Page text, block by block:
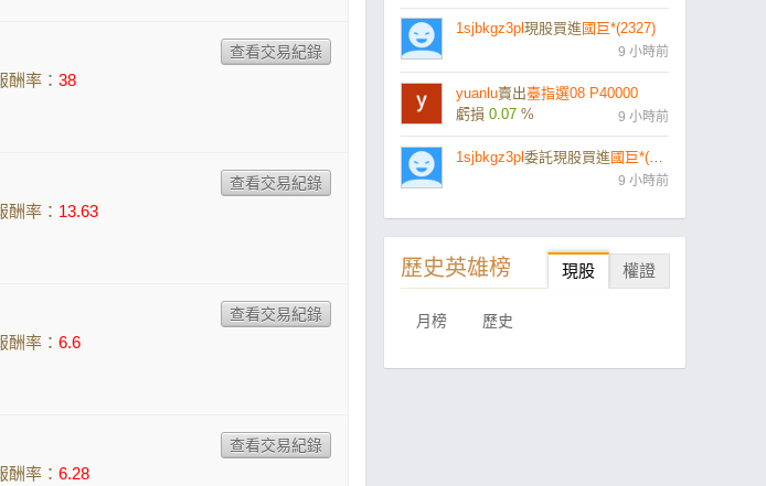
酬率： 38
酬率： 13.63
酬率： 6.6
酬率： 6.28
1sjbkgz3pl 現股買進國巨*(2327)
9 小時前
yuanlu賣出臺指選08 P40000
虧損 0.07 % 9 小時前
1sjbkgz3pl 委託現股買進國巨*(2327)
9 小時前
歷史英雄榜 現股 權證
月榜 歷史